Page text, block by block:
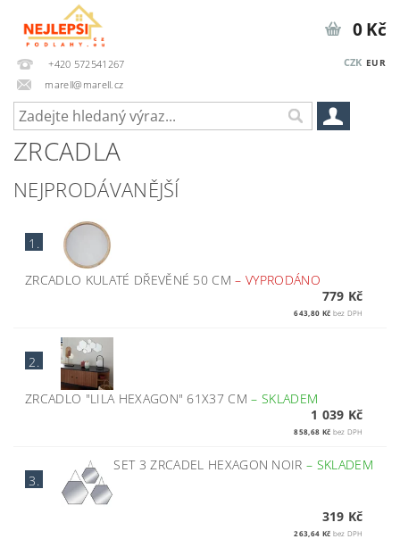
+420 572541267
marell@marell.cz
CZK EUR
0 Kč
ZRCADLA
NEJPRODÁVANĚJŠÍ
1.
ZRCADLO KULATÉ DŘEVĚNÉ 50 CM–VYPRODÁNO
779 Kč
643,80 Kč bez DPH
2.
ZRCADLO "LILA HEXAGON" 61X37 CM–SKLADEM
1 039 Kč
858,68 Kč bez DPH
3.
SET 3 ZRCADEL HEXAGON NOIR– SKLADEM
319 Kč
263,64 Kč bez DPH